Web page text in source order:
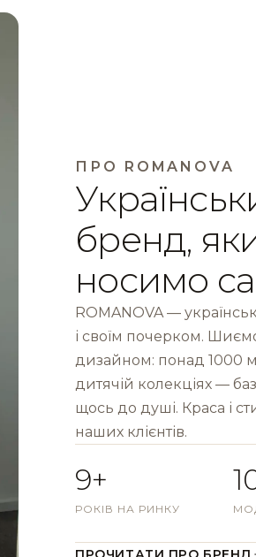
ПРО ROMANOVA
бренд,
носимо
ROMANOVA —
і своїм почерком.
дизайном: понад 1000
дитячій колекціях —
щось до душі. Краса і
наших клієнтів.
9+
РОКІВ НА РИНКУ